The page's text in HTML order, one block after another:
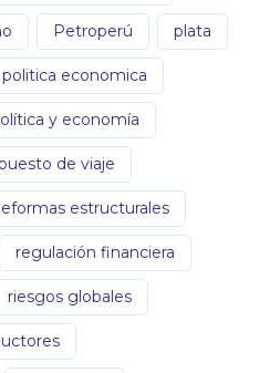
Petroperú plata
politica economica
y economía
de viaje
estructurales
regulación financiera
riesgos globales